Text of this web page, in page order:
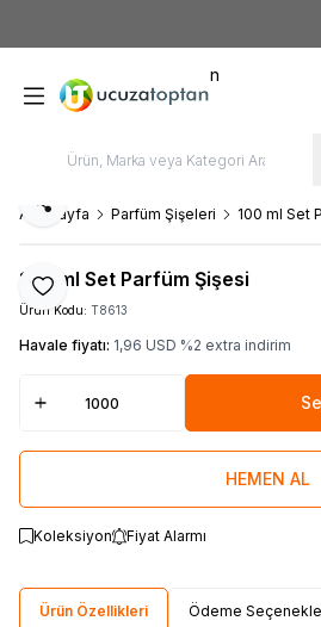
n
Ana Sayfa Parfüm Şişeleri 100 ml Set
Favoriye Ekle
Paylaş
100 ml Set Parfüm Şişesi
Ürün Kodu: T8613
Havale fiyatı: 1,96 USD %2 extra indirim
HEMEN AL
Koleksiyon Fiyat Alarmı
Ürün Özellikleri Ödeme